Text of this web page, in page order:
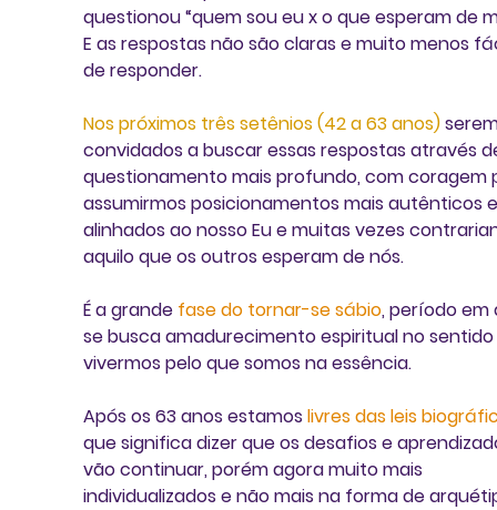
questionou “quem sou eu x o que esperam de
E as respostas não são claras e muito menos
de responder.
Nos próximos três setênios (42 a 63 anos)
convidados a buscar essas respostas através
questionamento mais profundo, com coragem
assumirmos posicionamentos mais autênticos
alinhados ao nosso Eu e muitas vezes
aquilo que os outros esperam de nós.
É a grande fase do tornar-se sábio, período
se busca amadurecimento espiritual no
vivermos pelo que somos na essência.
Após os 63 anos estamos livres das leis
que significa dizer que os desafios e
vão continuar, porém agora muito mais
individualizados e não mais na forma de